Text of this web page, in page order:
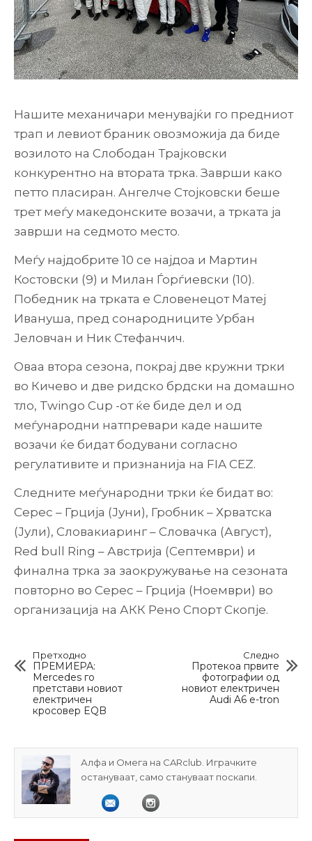
Нашите механичари менувајќи го предниот
трап и левиот браник овозможија да биде
возилото на Слободан Трајковски
конкурентно на втората трка. Заврши како
петто пласиран. Ангелче Стојковски беше
трет меѓу македонските возачи, а трката ја
заврши на седмото место.
Меѓу најдобрите 10 се најдоа и Мартин
Костовски (9) и Милан Ѓорѓиевски (10).
Победник на трката е Словенецот Матеј
Ивануша, пред сонародниците Урбан
Јеловчан и Ник Стефанчич.
Оваа втора сезона, покрај две кружни трки
во Кичево и две ридско брдски на домашно
тло, Twingo Cup -от ќе биде дел и од
меѓународни натпревари каде нашите
возачи ќе бидат бодувани согласно
регулативите и признанија на FIA CEZ.
Следните меѓународни трки ќе бидат во:
Серес – Грција (Јуни), Гробник – Хрватска
(Јули), Словакиаринг – Словачка (Август),
Red bull Ring – Австрија (Септември) и
финална трка за заокружување на сезоната
повторно во Серес – Грција (Ноември) во
организација на АКК Рено Спорт Скопјe.
Претходно
ПРЕМИЕРА:
Mercedes го
претстави новиот
електричен
кросовер EQB
Следно
Протекоа првите
фотографии од
новиот електричен
Audi A6 e-tron
Алфа и Омега на CARclub. Играчките
остануваат, само стануваат поскапи.